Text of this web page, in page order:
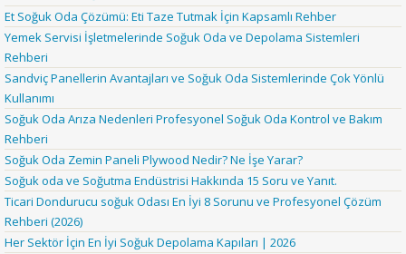
Et Soğuk Oda Çözümü: Eti Taze Tutmak İçin Kapsamlı Rehber
Yemek Servisi İşletmelerinde Soğuk Oda ve Depolama Sistemleri
Rehberi
Sandviç Panellerin Avantajları ve Soğuk Oda Sistemlerinde Çok Yönlü
Kullanımı
Soğuk Oda Arıza Nedenleri Profesyonel Soğuk Oda Kontrol ve Bakım
Rehberi
Soğuk Oda Zemin Paneli Plywood Nedir? Ne İşe Yarar?
Soğuk oda ve Soğutma Endüstrisi Hakkında 15 Soru ve Yanıt.
Ticari Dondurucu soğuk Odası En İyi 8 Sorunu ve Profesyonel Çözüm
Rehberi (2026)
Her Sektör İçin En İyi Soğuk Depolama Kapıları | 2026